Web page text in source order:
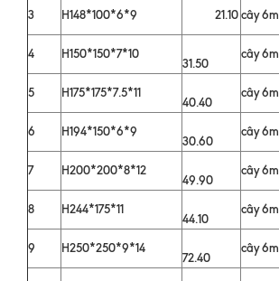
3
H148*100*6*9 21.10cây 6m
4
H150*150*7*10
31.50
cây 6m
5
H175*175*7.5*11
40.40
cây 6m
6
H194*150*6*9
30.60
cây 6m
7
H200*200*8*12
49.90
cây 6m
8
H244*175*11
44.10
cây 6m
9
H250*250*9*14
72.40
cây 6m